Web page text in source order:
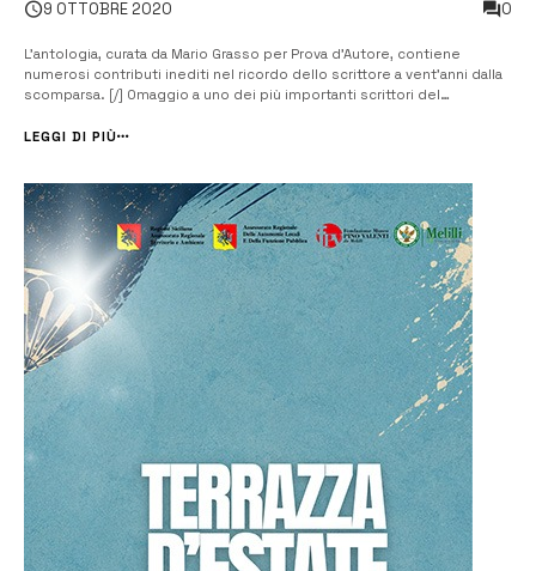
9 OTTOBRE 2020 0
L’antologia, curata da Mario Grasso per Prova d’Autore, contiene
numerosi contributi inediti nel ricordo dello scrittore a vent’anni dalla
scomparsa. [/] Omaggio a uno dei più importanti scrittori del
Addamo nel ventennale della scomparsa. Un omaggio per conoscere
LEGGI DI PIÙ